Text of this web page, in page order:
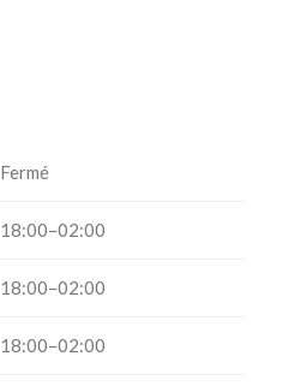
Fermé
18:00–02:00
18:00–02:00
18:00–02:00